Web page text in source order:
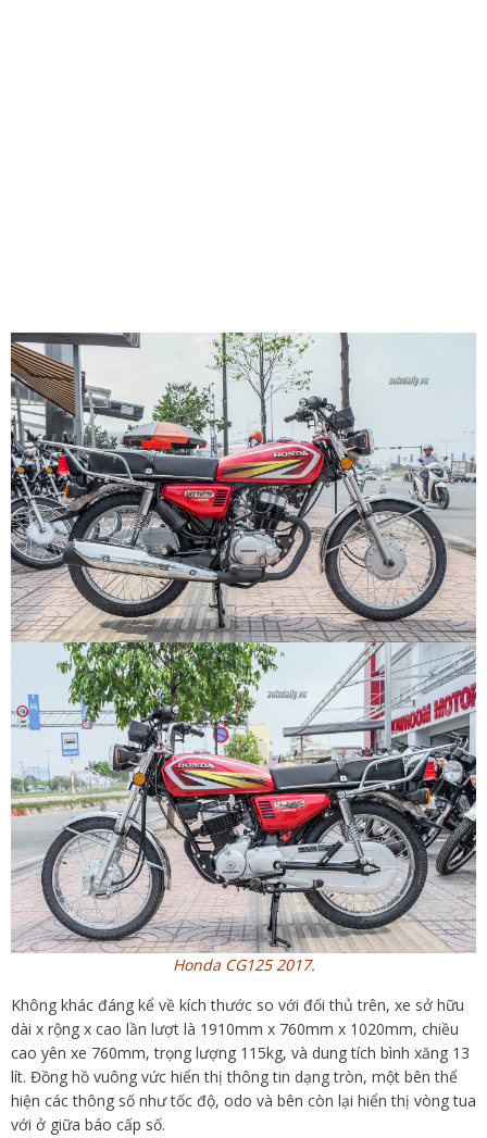
Honda CG125 2017.
Không khác đáng kể về kích thước so với đối thủ trên, xe sở hữu
dài x rộng x cao lần lượt là 1910mm x 760mm x 1020mm, chiều
cao yên xe 760mm, trọng lượng 115kg, và dung tích bình xăng 13
lít. Đồng hồ vuông vức hiển thị thông tin dạng tròn, một bên thể
hiện các thông số như tốc độ, odo và bên còn lại hiển thị vòng tua
với ở giữa báo cấp số.